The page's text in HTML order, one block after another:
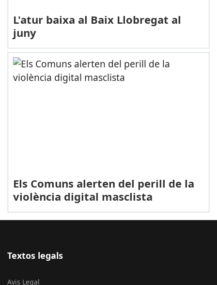
L'atur baixa al Baix Llobregat al
juny
Els Comuns alerten del perill de la
violència digital masclista
Textos legals
Avis Legal